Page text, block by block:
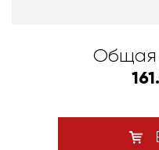
Общая